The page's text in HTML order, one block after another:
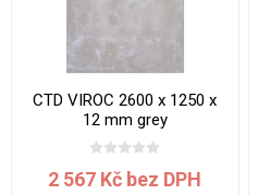
CTD VIROC 2600 x 1250 x
12 mm grey
2 567 Kč bez DPH